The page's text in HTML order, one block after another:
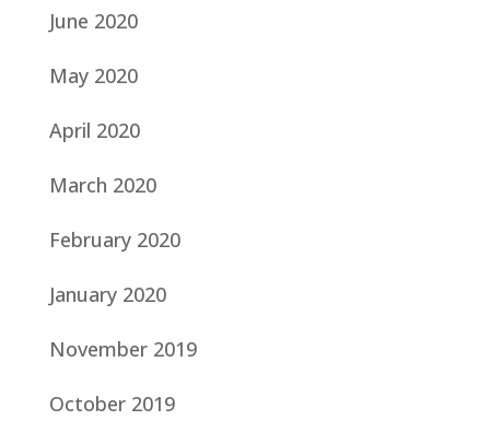
June 2020
May 2020
April 2020
March 2020
February 2020
January 2020
November 2019
October 2019